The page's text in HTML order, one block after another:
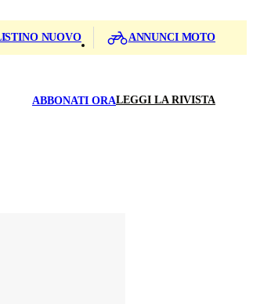
NUOVO ANNUNCI MOTO
ABBONATI ORALEGGI LA RIVISTA